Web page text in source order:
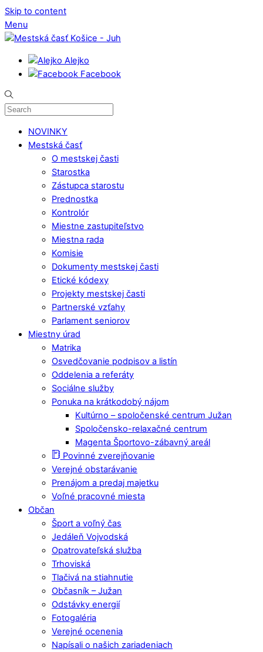
Skip to content
Menu
Alejko
Facebook
NOVINKY
Mestská časť
O mestskej časti
Starostka
Zástupca starostu
Prednostka
Kontrolór
Miestne zastupiteľstvo
Miestna rada
Komisie
Dokumenty mestskej časti
Etické kódexy
Projekty mestskej časti
Partnerské vzťahy
Parlament seniorov
Miestny úrad
Matrika
Osvedčovanie podpisov a listín
Oddelenia a referáty
Sociálne služby
Ponuka na krátkodobý nájom
Kultúrno – spoločenské centrum Južan
Spoločensko-relaxačné centrum
Magenta Športovo-zábavný areál
Povinné zverejňovanie
Verejné obstarávanie
Prenájom a predaj majetku
Voľné pracovné miesta
Občan
Šport a voľný čas
Jedáleň Vojvodská
Opatrovateľská služba
Trhoviská
Tlačivá na stiahnutie
Občasník – Južan
Odstávky energií
Fotogaléria
Verejné ocenenia
Napísali o našich zariadeniach